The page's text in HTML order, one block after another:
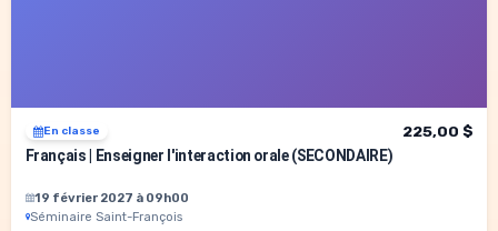
En classe
225,00 $
Français | Enseigner l'interaction orale (SECONDAIRE)
19 février 2027 à 09h00
Séminaire Saint-François